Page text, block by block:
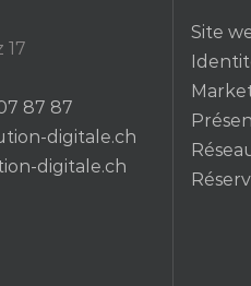
17
87 87
digitale.ch
digitale.ch
Site